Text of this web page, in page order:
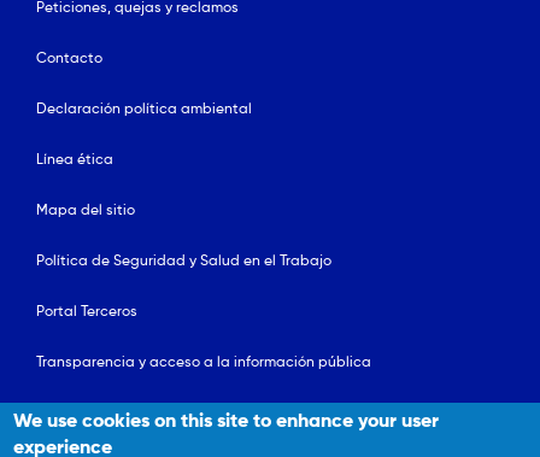
Fundación Santa Fe de Bogotá© 2026. Todos los derechos
Peticiones, quejas y reclamos
Contacto
Declaración política ambiental
Línea ética
Mapa del sitio
Política de Seguridad y Salud en el Trabajo
Portal Terceros
Transparencia y acceso a la información pública
We use cookies on this site to enhance your user
experience